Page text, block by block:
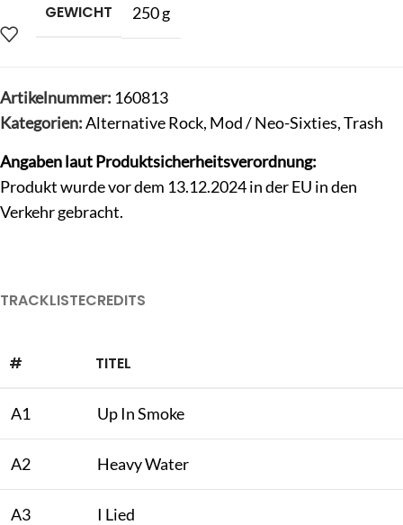
GEWICHT 250 g
Artikelnummer: 160813
Kategorien:Alternative Rock, Mod / Neo-Sixties,Trash
Angaben laut Produktsicherheitsverordnung:
Produkt wurde vor dem 13.12.2024 in der EU in den
Verkehr gebracht.
TRACKLISTECREDITS
# TITEL
A1 Up In Smoke
A2 Heavy Water
A3 I Lied